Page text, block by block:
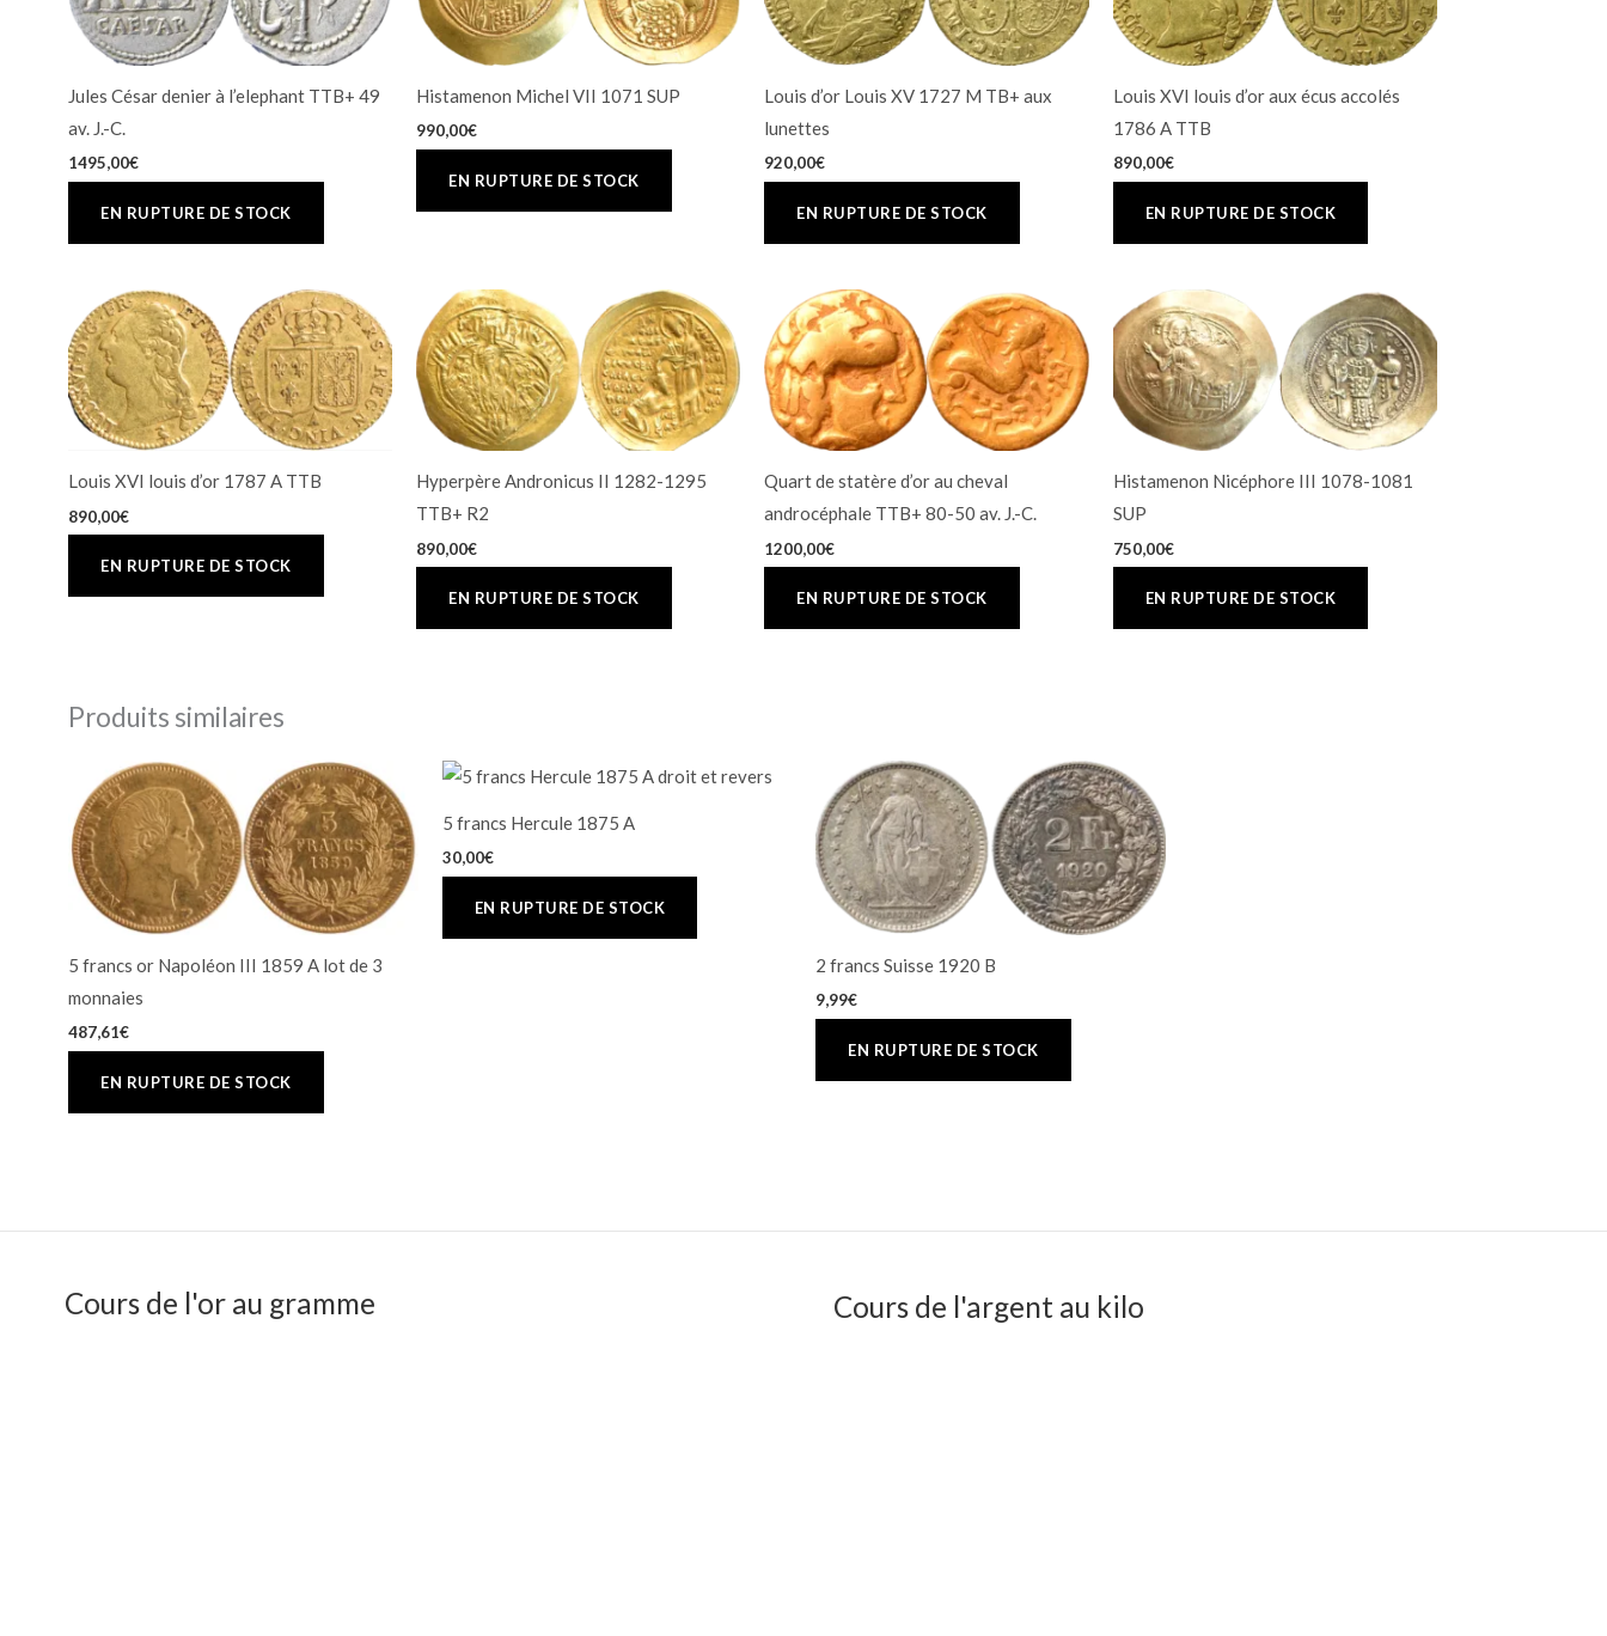
Jules César denier à l’elephant TTB+ 49
av. J.-C.
1495,00€
Histamenon Michel VII 1071 SUP
990,00€
Louis d’or Louis XV 1727 M TB+ aux
lunettes
920,00€
Louis XVI louis d’or aux écus accolés
1786 A TTB
890,00€
Louis XVI louis d’or 1787 A TTB
890,00€
Hyperpère Andronicus II 1282-1295
TTB+ R2
890,00€
Quart de statère d’or au cheval
androcéphale TTB+ 80-50 av. J.-C.
1200,00€
Histamenon Nicéphore III 1078-1081
SUP
750,00€
Produits similaires
5 francs or Napoléon III 1859 A lot de 3
monnaies
487,61€
5 francs Hercule 1875 A
30,00€
2 francs Suisse 1920 B
9,99€
Cours de l'or au gramme Cours de l'argent au kilo